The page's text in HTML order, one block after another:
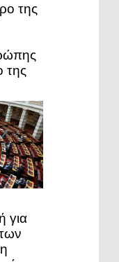
της
της
για